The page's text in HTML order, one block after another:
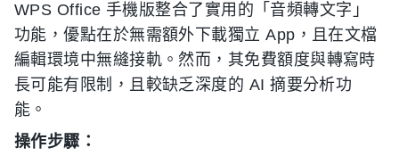
WPS Office 手機版整合了實用的「音頻轉文字」
功能，優點在於無需額外下載獨立 App，且在文檔
編輯環境中無縫接軌。然而，其免費額度與轉寫時
長可能有限制，且較缺乏深度的 AI 摘要分析功
能。
操作步驟：